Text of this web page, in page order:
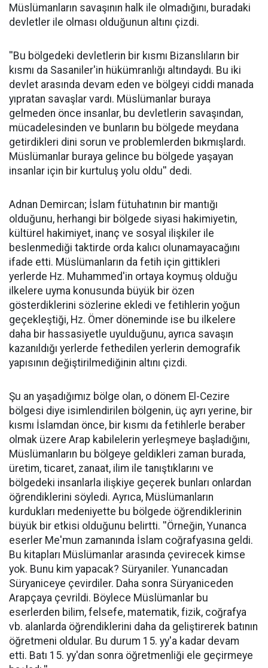
Müslümanların savaşının halk ile olmadığını, buradaki
devletler ile olması olduğunun altını çizdi.
''Bu bölgedeki devletlerin bir kısmı Bizanslıların bir
kısmı da Sasaniler'in hükümranlığı altındaydı. Bu iki
devlet arasında devam eden ve bölgeyi ciddi manada
yıpratan savaşlar vardı. Müslümanlar buraya
gelmeden önce insanlar, bu devletlerin savaşından,
mücadelesinden ve bunların bu bölgede meydana
getirdikleri dini sorun ve problemlerden bıkmışlardı.
Müslümanlar buraya gelince bu bölgede yaşayan
insanlar için bir kurtuluş yolu oldu'' dedi.
Adnan Demircan; İslam fütuhatının bir mantığı
olduğunu, herhangi bir bölgede siyasi hakimiyetin,
kültürel hakimiyet, inanç ve sosyal ilişkiler ile
beslenmediği taktirde orda kalıcı olunamayacağını
ifade etti. Müslümanların da fetih için gittikleri
yerlerde Hz. Muhammed'in ortaya koymuş olduğu
ilkelere uyma konusunda büyük bir özen
gösterdiklerini sözlerine ekledi ve fetihlerin yoğun
geçekleştiği, Hz. Ömer döneminde ise bu ilkelere
daha bir hassasiyetle uyulduğunu, ayrıca savaşın
kazanıldığı yerlerde fethedilen yerlerin demografik
yapısının değiştirilmediğinin altını çizdi.
Şu an yaşadığımız bölge olan, o dönem El-Cezire
bölgesi diye isimlendirilen bölgenin, üç ayrı yerine, bir
kısmı İslamdan önce, bir kısmı da fetihlerle beraber
olmak üzere Arap kabilelerin yerleşmeye başladığını,
Müslümanların bu bölgeye geldikleri zaman burada,
üretim, ticaret, zanaat, ilim ile tanıştıklarını ve
bölgedeki insanlarla ilişkiye geçerek bunları onlardan
öğrendiklerini söyledi. Ayrıca, Müslümanların
kurdukları medeniyette bu bölgede öğrendiklerinin
büyük bir etkisi olduğunu belirtti. ''Örneğin, Yunanca
eserler Me'mun zamanında İslam coğrafyasına geldi.
Bu kitapları Müslümanlar arasında çevirecek kimse
yok. Bunu kim yapacak? Süryaniler. Yunancadan
Süryaniceye çevirdiler. Daha sonra Süryaniceden
Arapçaya çevrildi. Böylece Müslümanlar bu
eserlerden bilim, felsefe, matematik, fizik, coğrafya
vb. alanlarda öğrendiklerini daha da geliştirerek batının
öğretmeni oldular. Bu durum 15. yy'a kadar devam
etti. Batı 15. yy'dan sonra öğretmenliği ele geçirmeye